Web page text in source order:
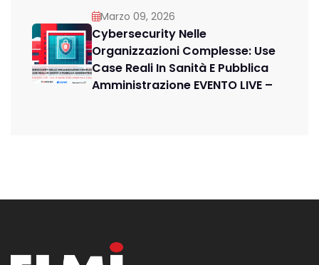
Marzo 09, 2026
Cybersecurity Nelle
Organizzazioni Complesse: Use
Case Reali In Sanità E Pubblica
Amministrazione EVENTO LIVE –